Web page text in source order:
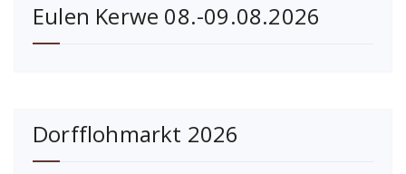
Eulen Kerwe 08.-09.08.2026
Dorfflohmarkt 2026